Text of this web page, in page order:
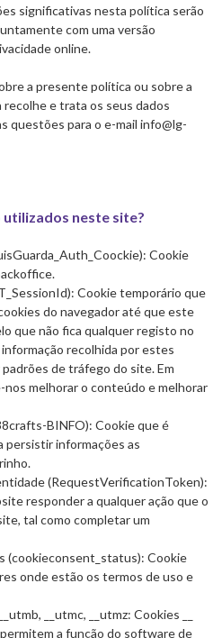
significativas nesta política serão
com uma versão
online.
a presente política ou sobre a
recolhe e trata os seus dados
questões para o e-mail info@lg-
neste site?
Cookie
Cookie temporário que
do navegador até que este
que não fica qualquer registo no
recolhida por estes
de tráfego do site. Em
melhorar o conteúdo e melhorar
BINFO): Cookie que é
persistir informações as
(RequestVerificationToken):
responder a qualquer ação que o
tal como completar um
(cookieconsent_status): Cookie
onde estão os termos de uso e
__utmc, __utmz: Cookies __
a função do software de